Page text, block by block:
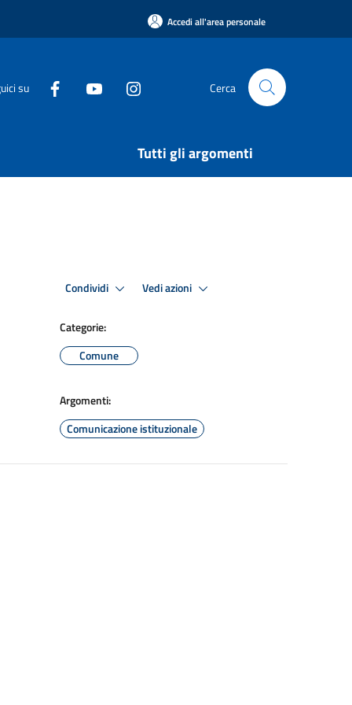
Accedi all'area personale
su Cerca
Tutti gli argomenti
Condividi Vedi azioni
Categorie:
Comune
Argomenti:
Comunicazione istituzionale